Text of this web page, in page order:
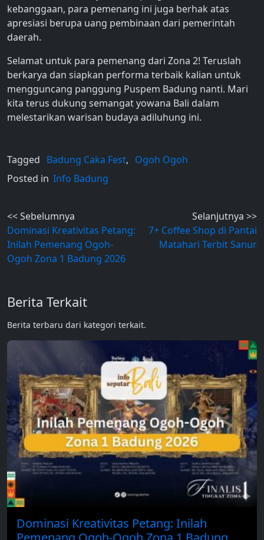
kebanggaan, para pemenang ini juga berhak atas
apresiasi berupa uang pembinaan dari pemerintah
daerah.
Selamat untuk para pemenang dari Zona 2! Teruslah
berkarya dan siapkan performa terbaik kalian untuk
mengguncang panggung Puspem Badung nanti. Mari
kita terus dukung semangat yowana Bali dalam
melestarikan warisan budaya adiluhung ini.
Tagged Badung Caka Fest, Ogoh Ogoh
Posted in Info Badung
Post
navigation
<< Sebelumnya
Dominasi Kreativitas Petang:
Inilah Pemenang Ogoh-
Ogoh Zona 1 Badung 2026
Selanjutnya >>
7+ Coffee Shop di Pantai
Matahari Terbit Sanur
Berita Terkait
Berita terbaru dari kategori terkait.
Dominasi Kreativitas Petang: Inilah